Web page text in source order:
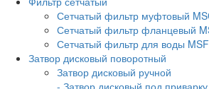
Сетчатый фильтр муфтовый
Сетчатый фильтр фланцевый
Сетчатый фильтр для воды
Затвор дисковый поворотный
Затвор дисковый ручной